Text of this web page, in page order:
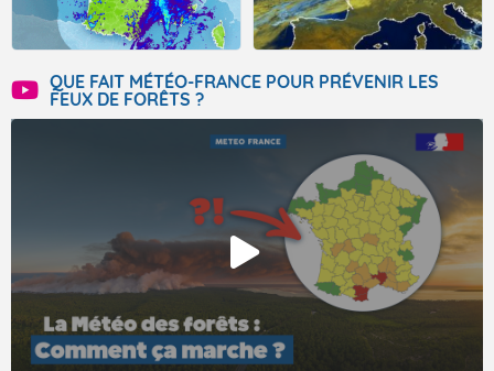
QUE FAIT MÉTÉO-FRANCE POUR PRÉVENIR LES
FEUX DE FORÊTS ?